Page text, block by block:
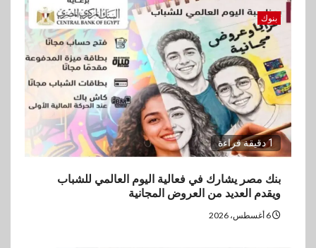
بنوك
1 دقيقة قراءة
بنك مصر يشارك في فعالية اليوم العالمي للشباب
ويقدم العديد من العروض المجانية